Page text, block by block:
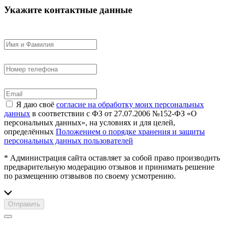
Укажите контактные данные
Я даю своё согласие на обработку моих персональных
данных в соответствии с ФЗ от 27.07.2006 №152-ФЗ «О
персональных данных», на условиях и для целей,
определённых Положением о порядке хранения и защиты
персональных данных пользователей
* Администрация сайта оставляет за собой право производить
предварительную модерацию отзывов и принимать решение
по размещению отзвывов по своему усмотрению.
Отправить